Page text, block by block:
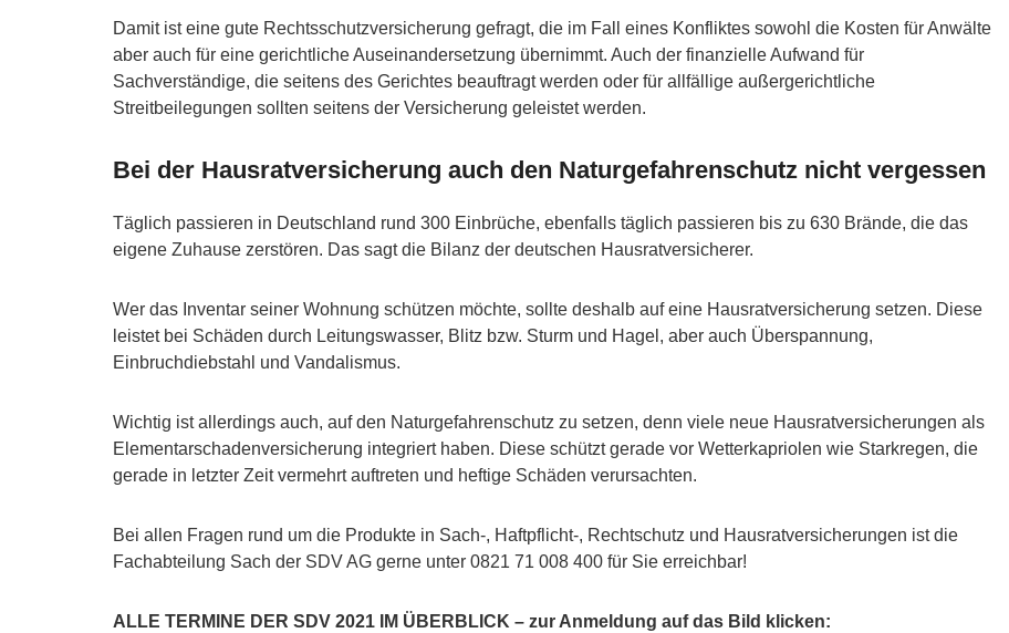
Damit ist eine gute Rechtsschutzversicherung gefragt, die im Fall eines Konfliktes sowohl die Kosten für Anwälte
aber auch für eine gerichtliche Auseinandersetzung übernimmt. Auch der finanzielle Aufwand für
Sachverständige, die seitens des Gerichtes beauftragt werden oder für allfällige außergerichtliche
Streitbeilegungen sollten seitens der Versicherung geleistet werden.
Bei der Hausratversicherung auch den Naturgefahrenschutz nicht vergessen
Täglich passieren in Deutschland rund 300 Einbrüche, ebenfalls täglich passieren bis zu 630 Brände, die das
eigene Zuhause zerstören. Das sagt die Bilanz der deutschen Hausratversicherer.
Wer das Inventar seiner Wohnung schützen möchte, sollte deshalb auf eine Hausratversicherung setzen. Diese
leistet bei Schäden durch Leitungswasser, Blitz bzw. Sturm und Hagel, aber auch Überspannung,
Einbruchdiebstahl und Vandalismus.
Wichtig ist allerdings auch, auf den Naturgefahrenschutz zu setzen, denn viele neue Hausratversicherungen als
Elementarschadenversicherung integriert haben. Diese schützt gerade vor Wetterkapriolen wie Starkregen, die
gerade in letzter Zeit vermehrt auftreten und heftige Schäden verursachten.
Bei allen Fragen rund um die Produkte in Sach-, Haftpflicht-, Rechtschutz und Hausratversicherungen ist die
Fachabteilung Sach der SDV AG gerne unter 0821 71 008 400 für Sie erreichbar!
ALLE TERMINE DER SDV 2021 IM ÜBERBLICK – zur Anmeldung auf das Bild klicken: